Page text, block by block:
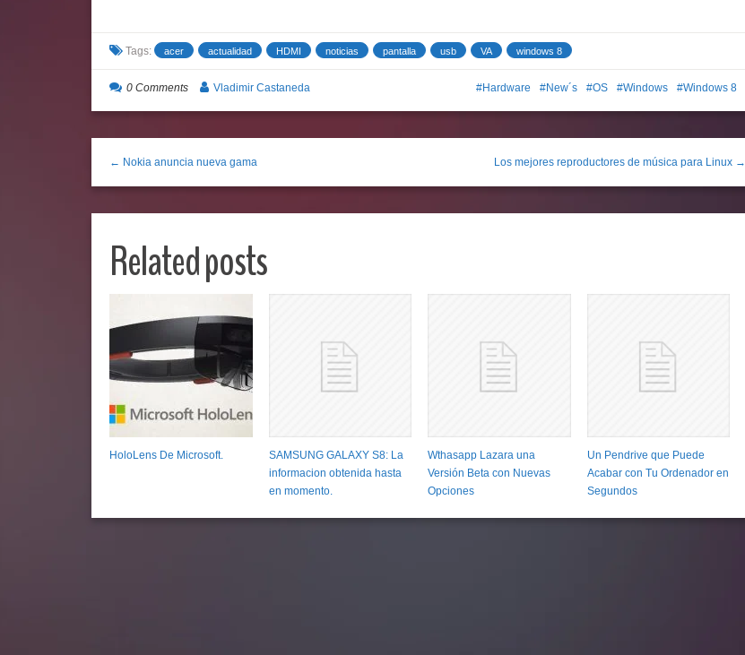
Tags: acer actualidad HDMI noticias pantalla usb VA windows 8
Hardware New´s OS Windows Windows 8
0 Comments Vladimir Castaneda
← Nokia anuncia nueva gama Los mejores reproductores de música para Linux →
Related posts
HoloLens De Microsoft.
SAMSUNG GALAXY S8: La
informacion obtenida hasta
en momento.
Wthasapp Lazara una
Versión Beta con Nuevas
Opciones
Un Pendrive que Puede
Acabar con Tu Ordenador en
Segundos